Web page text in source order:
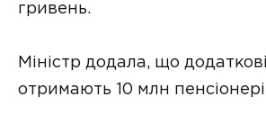
гривень.
Міністр додала, що
отримають 10 млн